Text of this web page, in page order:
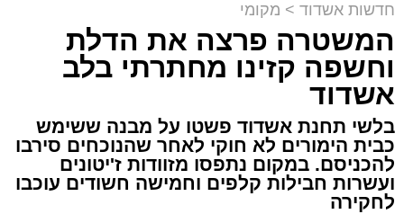
חדשות אשדוד > מקומי
המשטרה פרצה את הדלת
וחשפה קזינו מחתרתי בלב
אשדוד
בלשי תחנת אשדוד פשטו על מבנה ששימש
כבית הימורים לא חוקי לאחר שהנוכחים סירבו
להכניסם. במקום נתפסו מזוודות ז'יטונים
ועשרות חבילות קלפים וחמישה חשודים עוכבו
לחקירה